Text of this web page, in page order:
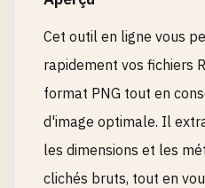
Cet outil en ligne vous
rapidement vos fichiers
format PNG tout en
d'image optimale. Il
les dimensions et les
clichés bruts, tout en